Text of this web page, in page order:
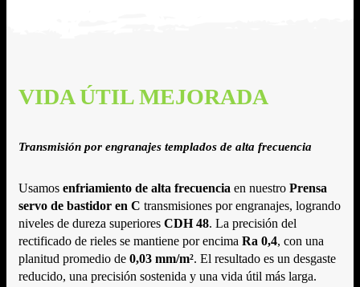
VIDA ÚTIL MEJORADA
Transmisión por engranajes templados de alta frecuencia
Usamos enfriamiento de alta frecuencia en nuestro Prensa
servo de bastidor en C transmisiones por engranajes, logrando
niveles de dureza superiores CDH 48. La precisión del
rectificado de rieles se mantiene por encima Ra 0,4, con una
planitud promedio de 0,03 mm/m². El resultado es un desgaste
reducido, una precisión sostenida y una vida útil más larga.